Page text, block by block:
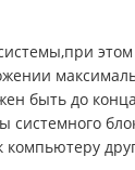
быть до